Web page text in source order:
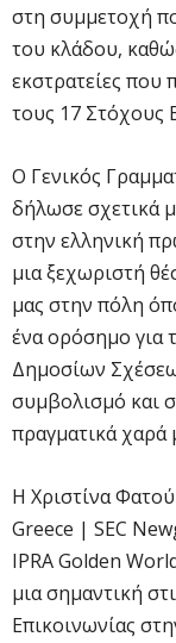
στη συμμετοχή
του κλάδου,
εκστρατείες
τους 17 Στόχους
Ο Γενικός
δήλωσε σχετικά
στην ελληνική
μια ξεχωριστή
μας στην πόλη
ένα ορόσημο για
Δημοσίων
συμβολισμό και
πραγματικά χαρά
Η Χριστίνα
Greece | SEC
IPRA Golden
μια σημαντική
Επικοινωνίας